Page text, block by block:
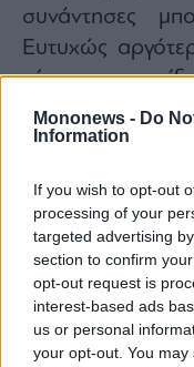
Mononews - Do
Information
If you wish to opt-out
processing of your
targeted advertising
section to confirm
opt-out request is
interest-based ads
us or personal
your opt-out. You
συνάντησες
Ευτυχώς
νέους και
συνδυάσεις
Το άνοιγμα σε
υγεία και τις